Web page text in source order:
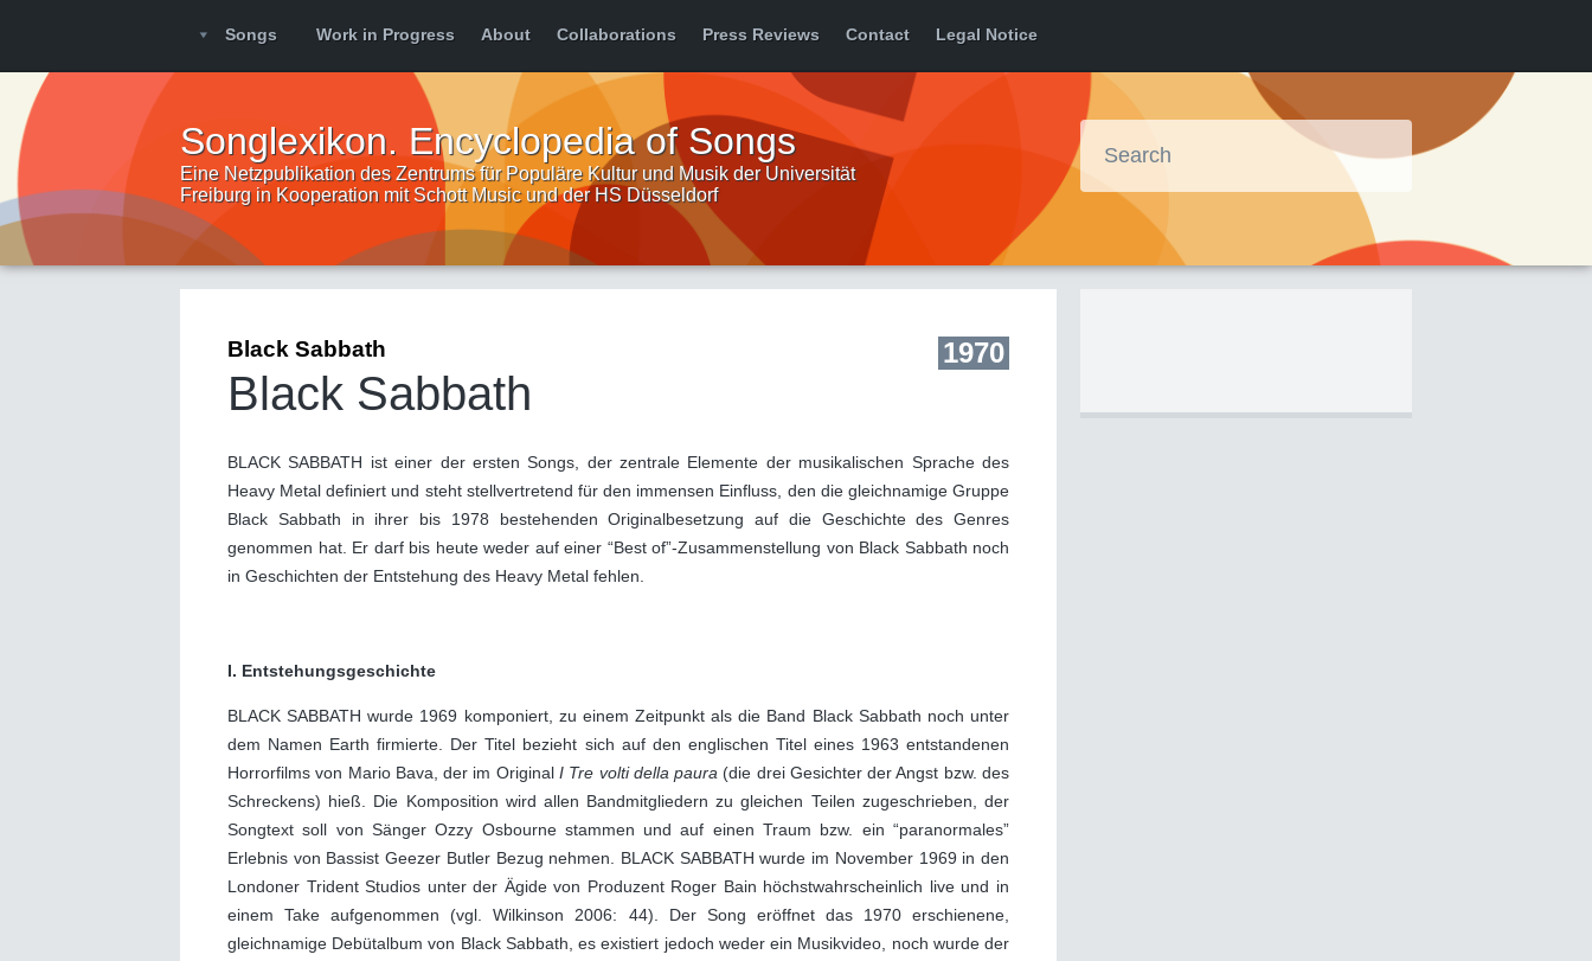
Songs Work in Progress About Collaborations Press Reviews Contact Legal Notice
Songlexikon. Encyclopedia of Songs
Eine Netzpublikation des Zentrums für Populäre Kultur und Musik der Universität
Freiburg in Kooperation mit Schott Music und der HS Düsseldorf
1970
Black Sabbath
Black Sabbath
BLACK SABBATH ist einer der ersten Songs, der zentrale Elemente der musikalischen Sprache des
Heavy Metal definiert und steht stellvertretend für den immensen Einfluss, den die gleichnamige Gruppe
Black Sabbath in ihrer bis 1978 bestehenden Originalbesetzung auf die Geschichte des Genres
genommen hat. Er darf bis heute weder auf einer “Best of”-Zusammenstellung von Black Sabbath noch
in Geschichten der Entstehung des Heavy Metal fehlen.
I. Entstehungsgeschichte
BLACK SABBATH wurde 1969 komponiert, zu einem Zeitpunkt als die Band Black Sabbath noch unter
dem Namen Earth firmierte. Der Titel bezieht sich auf den englischen Titel eines 1963 entstandenen
Horrorfilms von Mario Bava, der im Original I Tre volti della paura (die drei Gesichter der Angst bzw. des
Schreckens) hieß. Die Komposition wird allen Bandmitgliedern zu gleichen Teilen zugeschrieben, der
Songtext soll von Sänger Ozzy Osbourne stammen und auf einen Traum bzw. ein “paranormales”
Erlebnis von Bassist Geezer Butler Bezug nehmen. BLACK SABBATH wurde im November 1969 in den
Londoner Trident Studios unter der Ägide von Produzent Roger Bain höchstwahrscheinlich live und in
einem Take aufgenommen (vgl. Wilkinson 2006: 44). Der Song eröffnet das 1970 erschienene,
gleichnamige Debütalbum von Black Sabbath, es existiert jedoch weder ein Musikvideo, noch wurde der